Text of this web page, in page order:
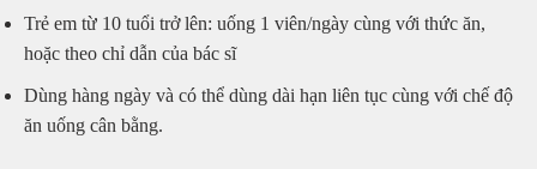
Trẻ em từ 10 tuổi trở lên: uống 1 viên/ngày cùng với thức ăn,
hoặc theo chỉ dẫn của bác sĩ
Dùng hàng ngày và có thể dùng dài hạn liên tục cùng với chế độ
ăn uống cân bằng.